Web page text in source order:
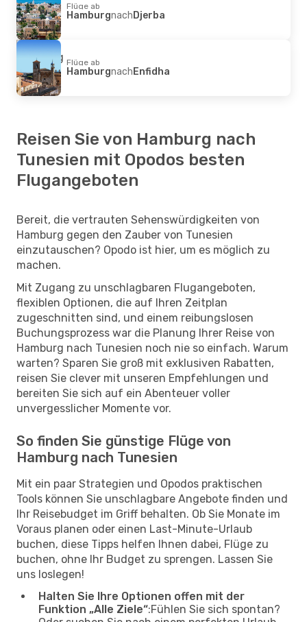
Flüge ab
HamburgnachDjerba
Flüge ab
HamburgnachEnfidha
Reisen Sie von Hamburg nach
Tunesien mit Opodos besten
Flugangeboten
Bereit, die vertrauten Sehenswürdigkeiten von
Hamburg gegen den Zauber von Tunesien
einzutauschen? Opodo ist hier, um es möglich zu
machen.
Mit Zugang zu unschlagbaren Flugangeboten,
flexiblen Optionen, die auf Ihren Zeitplan
zugeschnitten sind, und einem reibungslosen
Buchungsprozess war die Planung Ihrer Reise von
Hamburg nach Tunesien noch nie so einfach. Warum
warten? Sparen Sie groß mit exklusiven Rabatten,
reisen Sie clever mit unseren Empfehlungen und
bereiten Sie sich auf ein Abenteuer voller
unvergesslicher Momente vor.
So finden Sie günstige Flüge von
Hamburg nach Tunesien
Mit ein paar Strategien und Opodos praktischen
Tools können Sie unschlagbare Angebote finden und
Ihr Reisebudget im Griff behalten. Ob Sie Monate im
Voraus planen oder einen Last-Minute-Urlaub
buchen, diese Tipps helfen Ihnen dabei, Flüge zu
buchen, ohne Ihr Budget zu sprengen. Lassen Sie
uns loslegen!
Halten Sie Ihre Optionen offen mit der
Funktion „Alle Ziele“:Fühlen Sie sich spontan?